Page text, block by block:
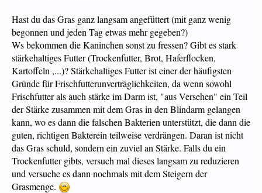
Hast du das Gras ganz langsam angefüttert (mit ganz wenig
begonnen und jeden Tag etwas mehr gegeben?)
Ws bekommen die Kaninchen sonst zu fressen? Gibt es stark
stärkehaltiges Futter (Trockenfutter, Brot, Haferflocken,
Kartoffeln ,...)? Stärkehaltiges Futter ist einer der häufigsten
Gründe für Frischfutterunverträglichkeiten, da wenn sowohl
Frischfutter als auch stärke im Darm ist, "aus Versehen" ein Teil
der Stärke zusammen mit dem Gras in den Blindarm gelangen
kann, wo es dann die falschen Bakterien unterstützt, die dann die
guten, richtigen Bakterein teilweise verdrängen. Daran ist nicht
das Gras schuld, sondern ein zuviel an Stärke. Falls du ein
Trockenfutter gibts, versuch mal dieses langsam zu reduzieren
und versuche es dann nochmals mit dem Steigern der
Grasmenge.